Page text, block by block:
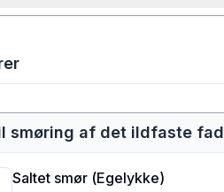
smøring af det ildfaste fad
Saltet smør (Egelykke)